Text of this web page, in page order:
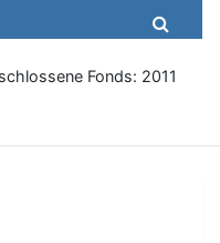
Fonds: 2011